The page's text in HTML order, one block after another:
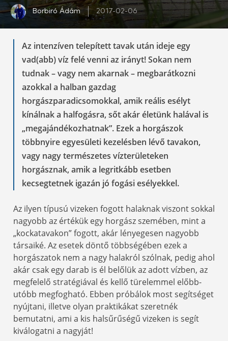
Borbiró Ádám 2017-02-06
Az intenzíven telepített tavak után ideje egy
vad(abb) víz felé venni az irányt! Sokan nem
tudnak – vagy nem akarnak – megbarátkozni
azokkal a halban gazdag
horgászparadicsomokkal, amik reális esélyt
kínálnak a halfogásra, sőt akár életünk halával is
„megajándékozhatnak”. Ezek a horgászok
többnyire egyesületi kezelésben lévő tavakon,
vagy nagy természetes vízterületeken
horgásznak, amik a legritkább esetben
kecsegtetnek igazán jó fogási esélyekkel.
Az ilyen típusú vizeken fogott halaknak viszont sokkal
nagyobb az értékük egy horgász szemében, mint a
„kockatavakon” fogott, akár lényegesen nagyobb
társaiké. Az esetek döntő többségében ezek a
horgászatok nem a nagy halakról szólnak, pedig ahol
akár csak egy darab is él belőlük az adott vízben, az
megfelelő stratégiával és kellő türelemmel előbb-
utóbb megfogható. Ebben próbálok most segítséget
nyújtani, illetve olyan praktikákat szeretnék
bemutatni, ami a kis halsűrűségű vizeken is segít
kiválogatni a nagyját!